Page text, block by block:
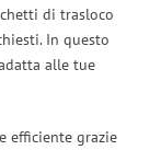
di trasloco
In questo
alle tue
efficiente grazie